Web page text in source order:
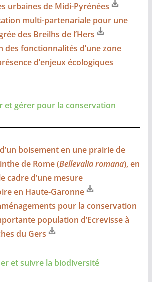
urbaines de Midi-Pyrénées
multi-partenariale pour une
des Breilhs de l’Hers
des fonctionnalités d’une zone
d’enjeux écologiques
et gérer pour la conservation
boisement en une prairie de
de Rome (Bellevalia romana), en
cadre d’une mesure
en Haute-Garonne
pour la conservation
population d’Ecrevisse à
du Gers
et suivre la biodiversité